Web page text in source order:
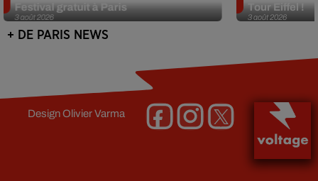
3 août 2026
Festival gratuit à Paris
3 août 2026
Tour Eiffel !
+ DE PARIS NEWS
DesignOlivier Varma